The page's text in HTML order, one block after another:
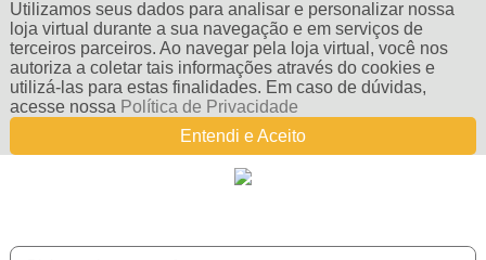
Utilizamos seus dados para analisar e personalizar nossa
loja virtual durante a sua navegação e em serviços de
terceiros parceiros. Ao navegar pela loja virtual, você nos
autoriza a coletar tais informações através do cookies e
utilizá-las para estas finalidades. Em caso de dúvidas,
acesse nossa Política de Privacidade
Entendi e Aceito